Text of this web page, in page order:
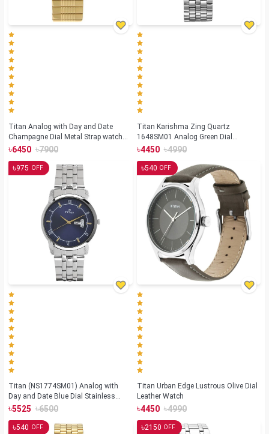
Titan Analog with Day and Date
Champagne Dial Metal Strap watch
for Men (NS-1580YM05)
৳6450 ৳7900
Titan Karishma Zing Quartz
1648SM01 Analog Green Dial
Stainless Steel Strap Watch for Men
৳4450 ৳4990
৳975 OFF
Titan (NS1774SM01) Analog with
Day and Date Blue Dial Stainless
Steel Strap watch for Men
৳5525 ৳6500
৳540 OFF
Titan Urban Edge Lustrous Olive Dial
Leather Watch
৳4450 ৳4990
৳540 OFF ৳2150 OFF